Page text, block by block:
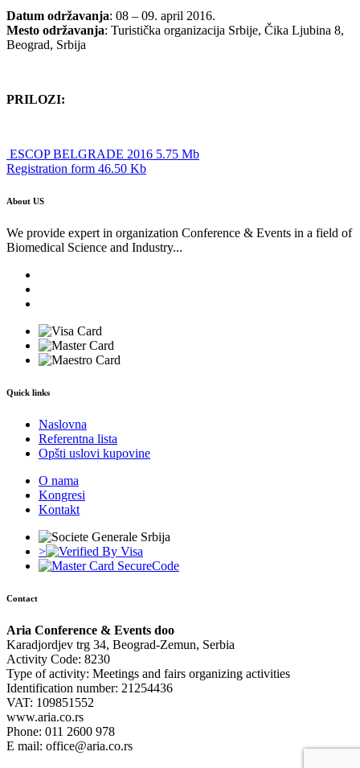
Datum održavanja: 08 – 09. april 2016.
Mesto održavanja: Turistička organizacija Srbije, Čika Ljubina 8,
Beograd, Srbija
PRILOZI:
ESCOP BELGRADE 2016 5.75 Mb
Registration form 46.50 Kb
About US
We provide expert in organization Conference & Events in a field of
Biomedical Science and Industry...
Quick links
Naslovna
Referentna lista
Opšti uslovi kupovine
O nama
Kongresi
Kontakt
>
Contact
Aria Conference & Events doo
Karadjordjev trg 34, Beograd-Zemun, Serbia
Activity Code: 8230
Type of activity: Meetings and fairs organizing activities
Identification number: 21254436
VAT: 109851552
www.aria.co.rs
Phone: 011 2600 978
E mail: office@aria.co.rs